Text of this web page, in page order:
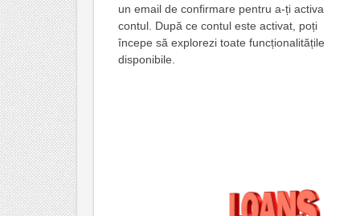
un email de confirmare pentru a-ți activa
contul. După ce contul este activat, poți
începe să explorezi toate funcționalitățile
disponibile.